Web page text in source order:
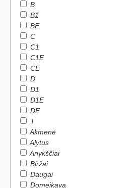
B
B1
BE
C
C1
C1E
CE
D
D1
D1E
DE
T
Akmenė
Alytus
Anykščiai
Biržai
Daugai
Domeikava